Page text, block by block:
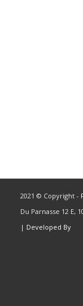
2021 © Copyright -
Du Parnasse 12 E,
| Developed By